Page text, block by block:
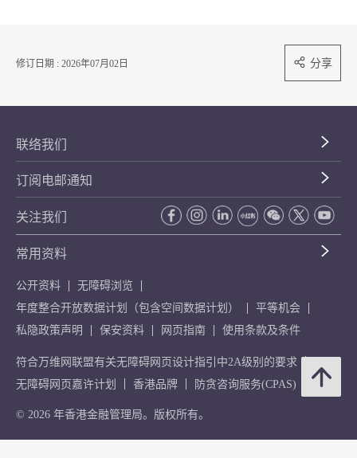
修订日期 : 2026年07月02日 分享
联络我们
订阅电邮通知
关注我们
常用资料
公开资料
无障碍浏览
年度整合开放数据计划（包含空间数据计划）
平等机会
私隐政策声明
保安资料 网页指南 使用条款及条件
符合万维网联盟有关无障碍网页设计指引中2A级别的要求
无障碍网页嘉许计划
香港品牌 防贪咨询服务(CPAS)
© 2026 年香港金融管理局。版权所有。